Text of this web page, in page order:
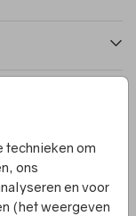
technieken om
ons
en voor
(het weergeven
en
en originele